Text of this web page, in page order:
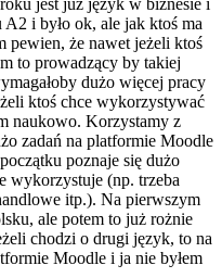
i było ok, ale jak ktoś ma
pewien, że nawet jeżeli ktoś
to prowadzący by takiej
dużo więcej pracy
ktoś chce wykorzystywać
naukowo. Korzystamy z
zadań na platformie Moodle
poznaje się dużo
wykorzystuje (np. trzeba
itp.). Na pierwszym
ale potem to już rożnie
chodzi o drugi język, to na
Moodle i ja nie byłem